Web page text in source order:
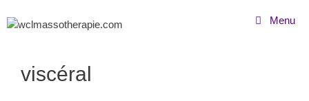
Menu
viscéral